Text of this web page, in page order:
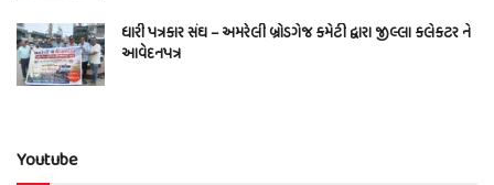
ધારી પત્રકાર સંઘ – અમરેલી બ્રોડગેજ કમેટી દ્વારા જીલ્લા કલેકટર ને
આવેદનપત્ર
Youtube